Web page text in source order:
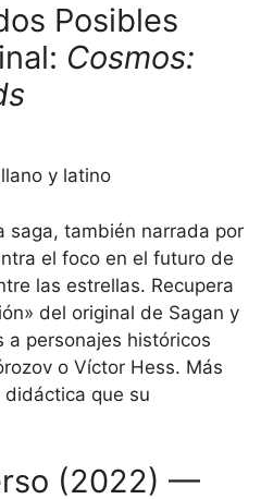
Posibles
Cosmos:
y latino
saga, también narrada por
el foco en el futuro de
las estrellas. Recupera
del original de Sagan y
personajes históricos
o Víctor Hess. Más
que su
(2022) —